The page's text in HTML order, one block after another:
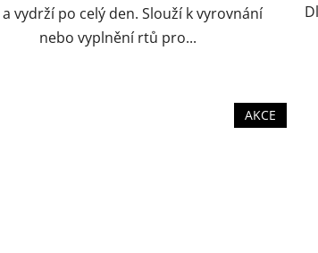
vydrží po celý den. Slouží k vyrovnání
nebo vyplnění rtů pro...
AKCE